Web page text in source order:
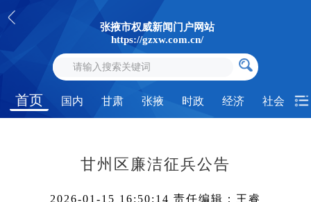
张掖市权威新闻门户网站
https://gzxw.com.cn/
首页 国内 甘肃 张掖 时政 经济 社会
甘州区廉洁征兵公告
2026-01-15 16:50:14 责任编辑：王睿